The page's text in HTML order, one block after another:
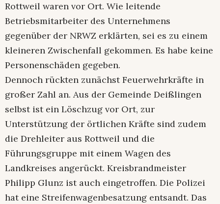
Rottweil waren vor Ort. Wie leitende
Betriebsmitarbeiter des Unternehmens
gegenüber der NRWZ erklärten, sei es zu einem
kleineren Zwischenfall gekommen. Es habe keine
Personenschäden gegeben.
Dennoch rückten zunächst Feuerwehrkräfte in
großer Zahl an. Aus der Gemeinde Deißlingen
selbst ist ein Löschzug vor Ort, zur
Unterstützung der örtlichen Kräfte sind zudem
die Drehleiter aus Rottweil und die
Führungsgruppe mit einem Wagen des
Landkreises angerückt. Kreisbrandmeister
Philipp Glunz ist auch eingetroffen. Die Polizei
hat eine Streifenwagenbesatzung entsandt. Das